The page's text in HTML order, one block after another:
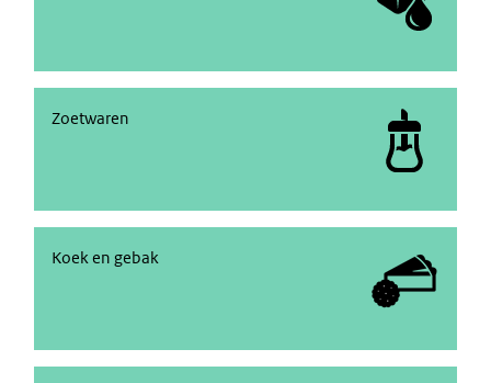
Zoetwaren
Zoetwaren
Koek en gebak
Koek en gebak